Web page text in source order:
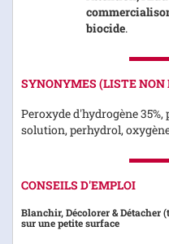
biocide.
SYNONYMES (LISTE
Peroxyde d'hydrogène
solution, perhydrol,
CONSEILS D'EMPLOI
Blanchir, Décolorer & Détacher
sur une petite surface